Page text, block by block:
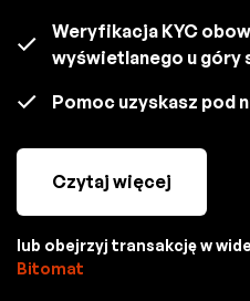
Weryfikacja KYC
wyświetlanego u góry
Pomoc uzyskasz pod
Czytaj więcej
lub obejrzyj transakcję w
Bitomat